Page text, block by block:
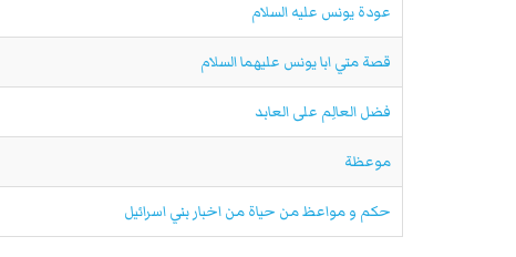
عودة يونس عليه السلام
قصة متي ابا يونس عليهما السلام
فضل العالِم على العابد
موعظة
حكم و مواعظ من حياة من اخبار بني اسرائيل